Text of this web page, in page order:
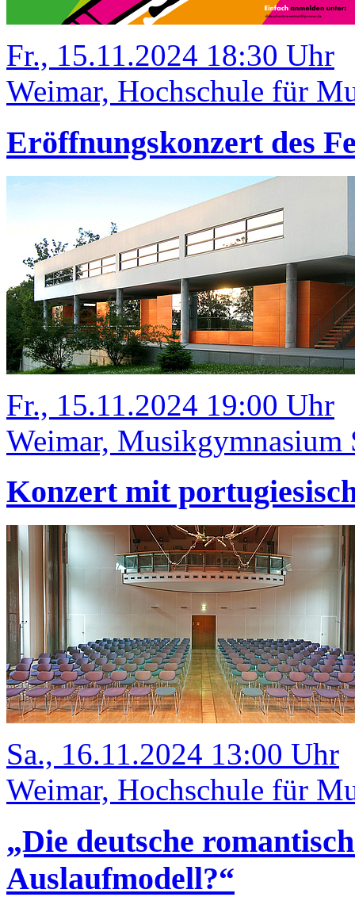
Fr., 15.11.2024 18:30 Uhr
Weimar, Hochschule für
Eröffnungskonzert des
Fr., 15.11.2024 19:00 Uhr
Weimar, Musikgymnasium
Konzert mit
Sa., 16.11.2024 13:00 Uhr
Weimar, Hochschule für
„Die deutsche
Auslaufmodell?“